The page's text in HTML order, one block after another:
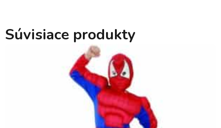
Súvisiace produkty